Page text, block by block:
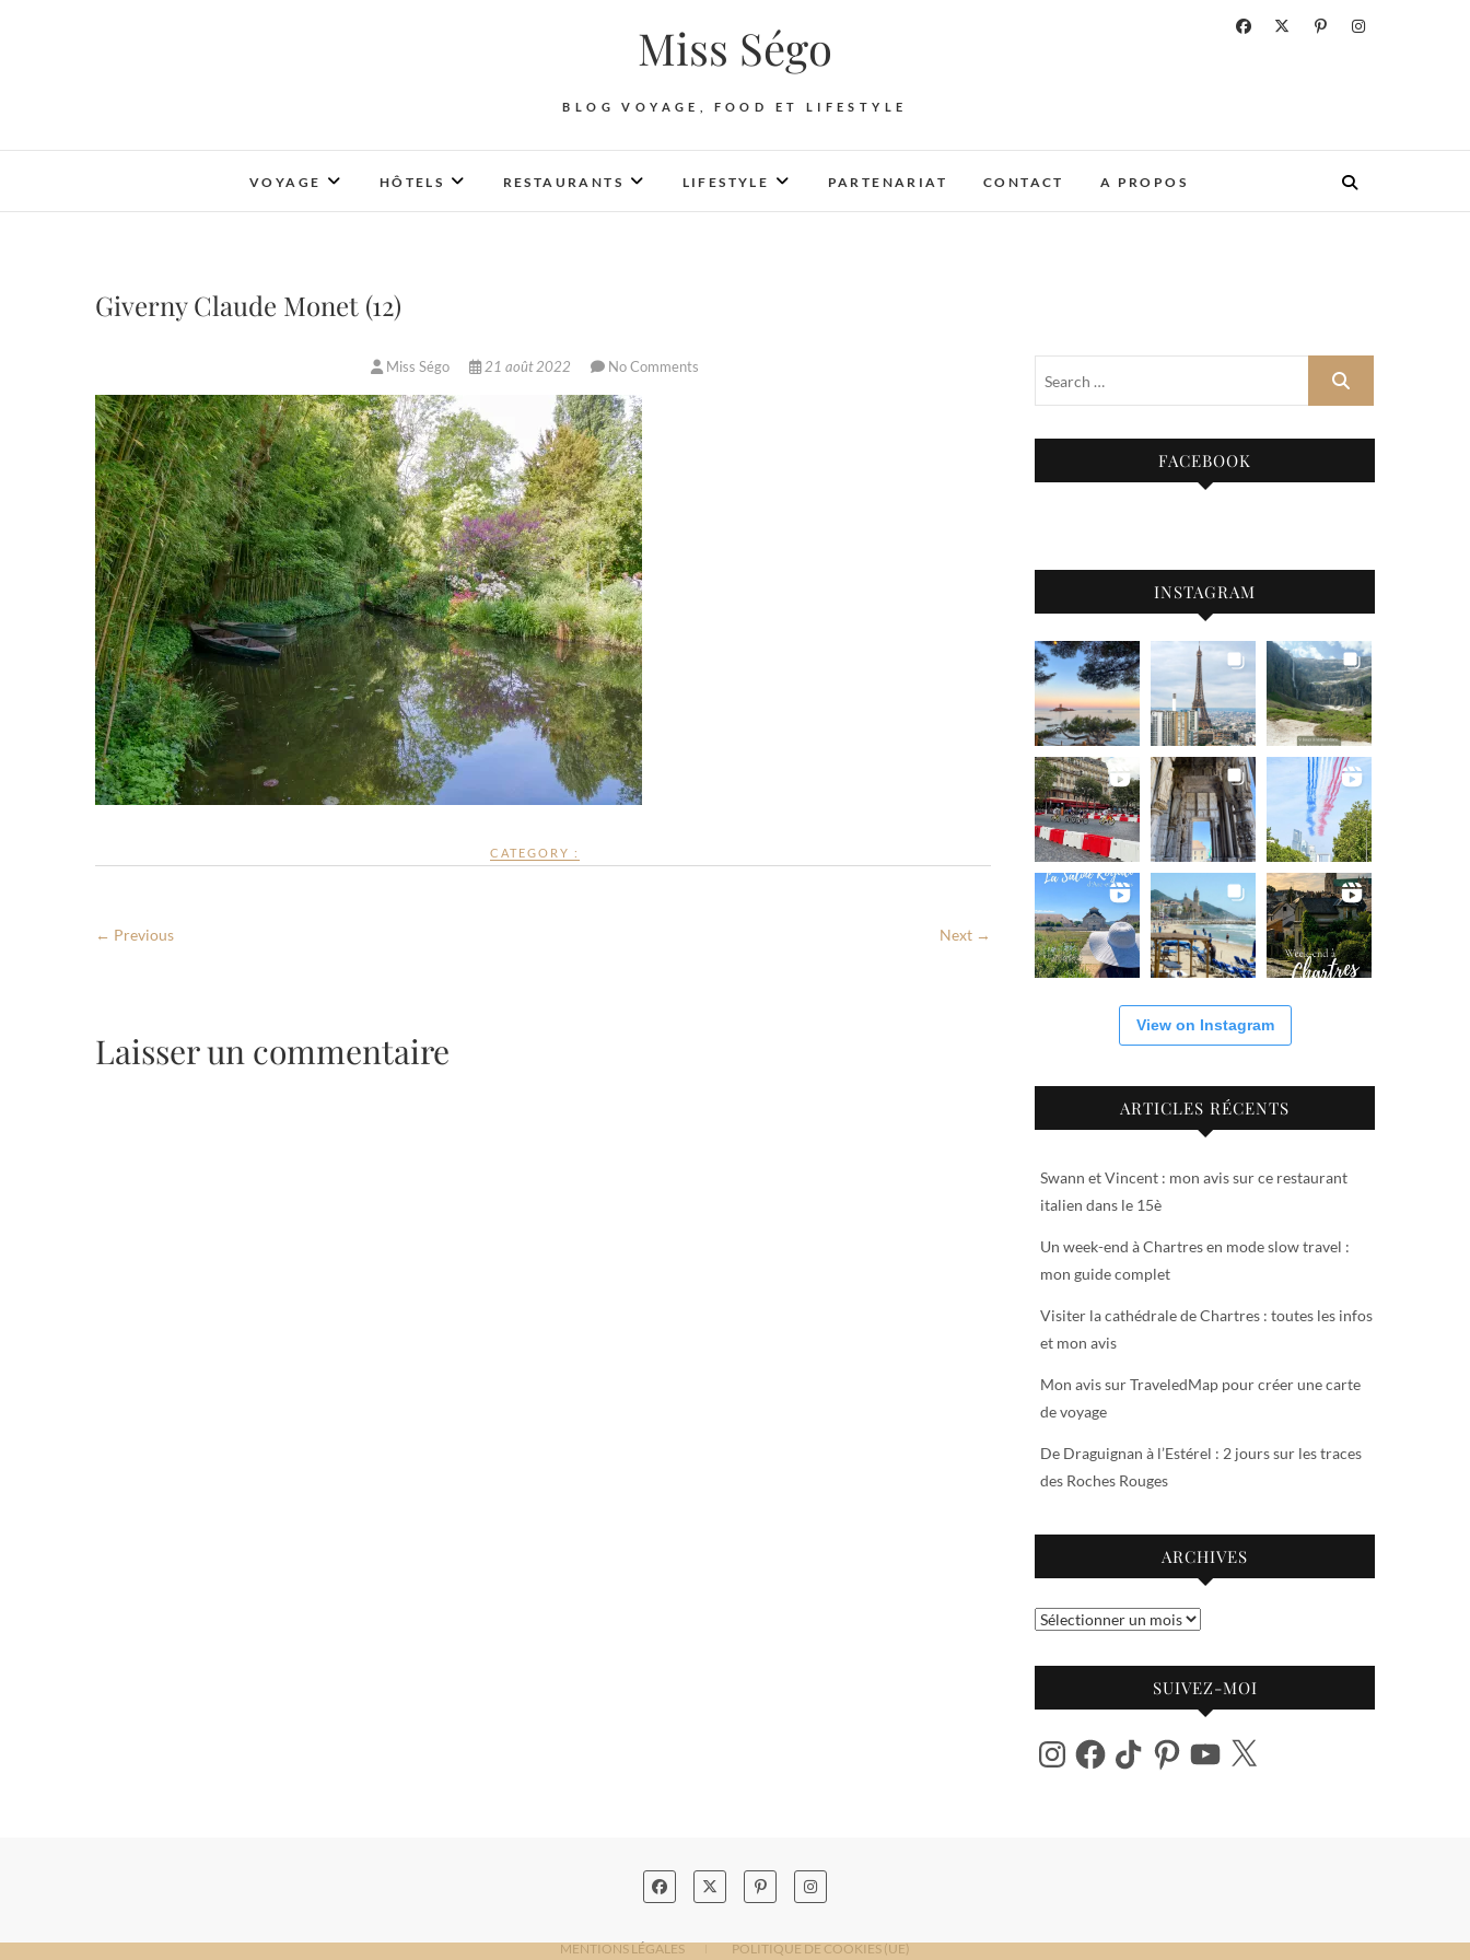
Miss Ségo
BLOG VOYAGE, FOOD ET LIFESTYLE
VOYAGE HÔTELS RESTAURANTS LIFESTYLE PARTENARIAT CONTACT A PROPOS
Giverny Claude Monet (12)
Miss Ségo 21 août 2022 No Comments
CATEGORY :
← Previous Next →
Laisser un commentaire
FACEBOOK
INSTAGRAM
View on Instagram
ARTICLES RÉCENTS
Swann et Vincent : mon avis sur ce restaurant
italien dans le 15è
Un week-end à Chartres en mode slow travel :
mon guide complet
Visiter la cathédrale de Chartres : toutes les infos
et mon avis
Mon avis sur TraveledMap pour créer une carte
de voyage
De Draguignan à l’Estérel : 2 jours sur les traces
des Roches Rouges
ARCHIVES
Archives
SUIVEZ-MOI
InstagramFacebook
TikTok PinterestYouTube
X
MENTIONS LÉGALES POLITIQUE DE COOKIES (UE)